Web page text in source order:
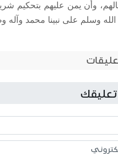
وأن يمن عليهم بتحكيم
وسلم على نبينا محمد وآله